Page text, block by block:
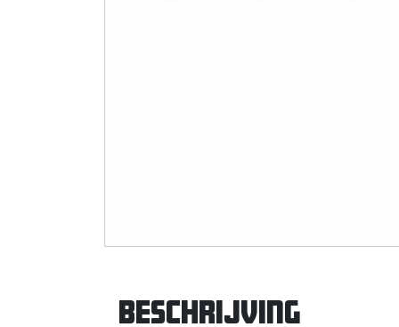
Beschrijving